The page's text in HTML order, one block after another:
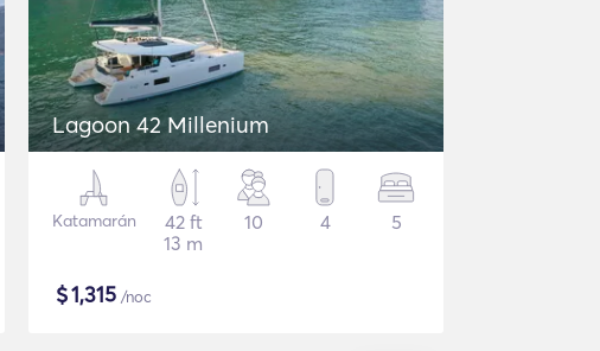
Lagoon 42 Millenium
Katamarán
42 ft
13 m
10 4 5
$1,315 /noc